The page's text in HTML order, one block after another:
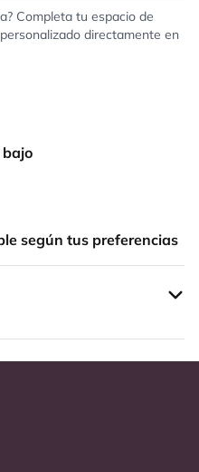
Completa tu espacio de
directamente en
bajo
según tus preferencias